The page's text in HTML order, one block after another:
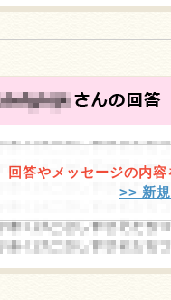
回答やメッセージの内容
>> 新